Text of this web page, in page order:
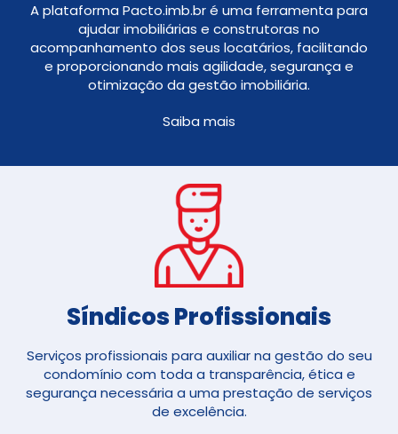
A plataforma Pacto.imb.br é uma ferramenta para
ajudar imobiliárias e construtoras no
acompanhamento dos seus locatários, facilitando
e proporcionando mais agilidade, segurança e
otimização da gestão imobiliária.
Saiba mais
Síndicos Profissionais
Serviços profissionais para auxiliar na gestão do seu
condomínio com toda a transparência, ética e
segurança necessária a uma prestação de serviços
de excelência.